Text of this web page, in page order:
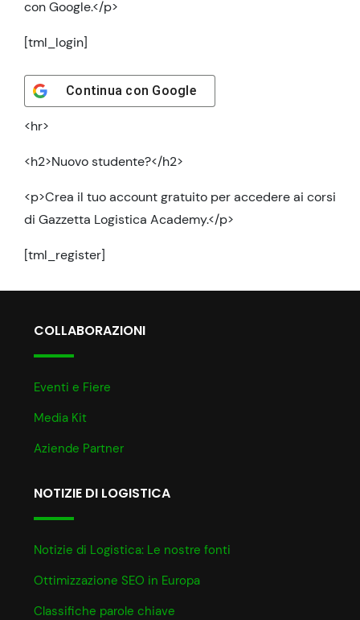
con Google.</p>
[tml_login]
Continua con Google
<hr>
<h2>Nuovo studente?</h2>
<p>Crea il tuo account gratuito per accedere ai corsi
di Gazzetta Logistica Academy.</p>
[tml_register]
COLLABORAZIONI
Eventi e Fiere
Media Kit
Aziende Partner
NOTIZIE DI LOGISTICA
Notizie di Logistica: Le nostre fonti
Ottimizzazione SEO in Europa
Classifiche parole chiave